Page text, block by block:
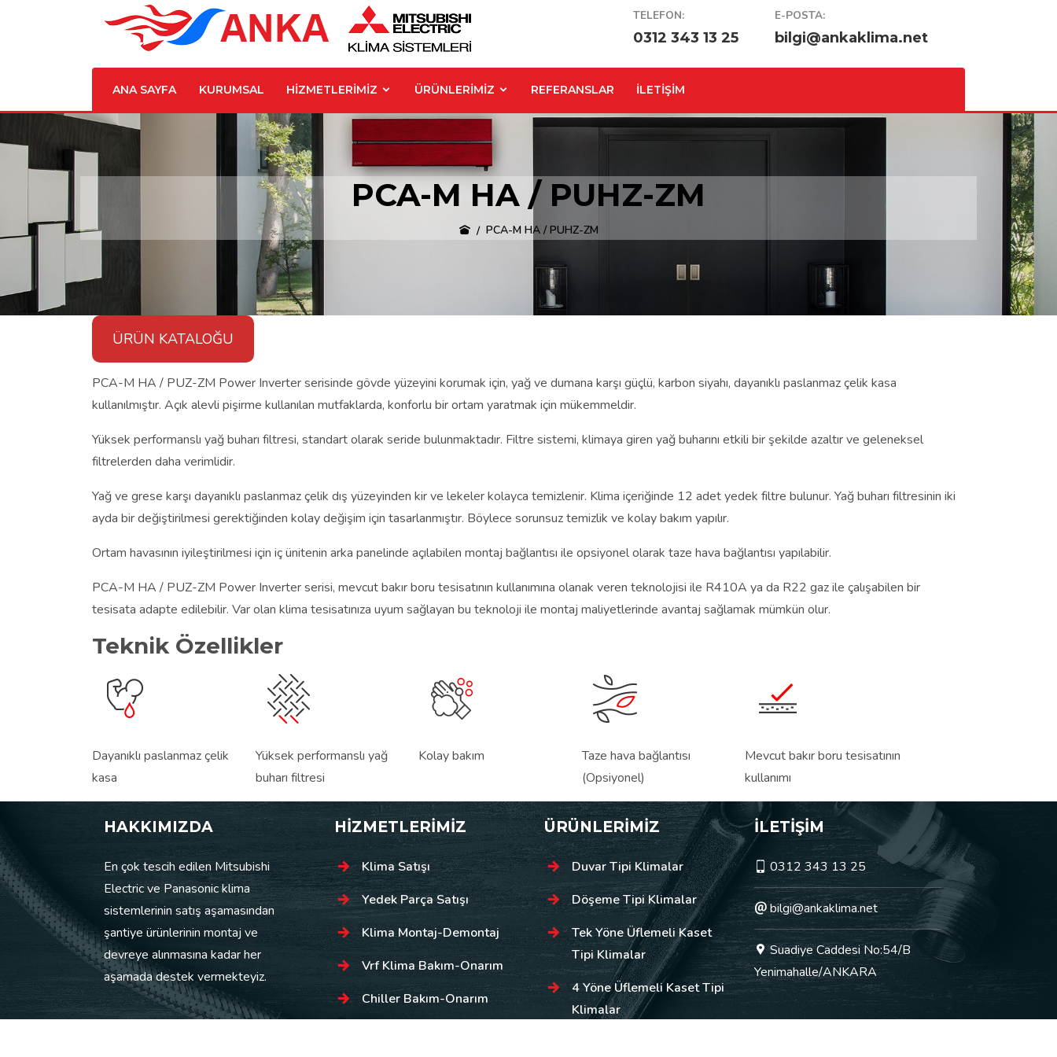
TELEFON:
0312 343 13 25
E-POSTA:
bilgi@ankaklima.net
ANA SAYFA KURUMSAL HİZMETLERİMİZ ÜRÜNLERİMİZ REFERANSLAR İLETİŞİM
PCA-M HA / PUHZ-ZM
PCA-M HA / PUHZ-ZM
ÜRÜN KATALOĞU
PCA-M HA / PUZ-ZM Power Inverter serisinde gövde yüzeyini korumak için, yağ ve dumana karşı güçlü, karbon siyahı, dayanıklı paslanmaz çelik kasa
kullanılmıştır. Açık alevli pişirme kullanılan mutfaklarda, konforlu bir ortam yaratmak için mükemmeldir.
Yüksek performanslı yağ buharı filtresi, standart olarak seride bulunmaktadır. Filtre sistemi, klimaya giren yağ buharını etkili bir şekilde azaltır ve geleneksel
filtrelerden daha verimlidir.
Yağ ve grese karşı dayanıklı paslanmaz çelik dış yüzeyinden kir ve lekeler kolayca temizlenir. Klima içeriğinde 12 adet yedek filtre bulunur. Yağ buharı filtresinin iki
ayda bir değiştirilmesi gerektiğinden kolay değişim için tasarlanmıştır. Böylece sorunsuz temizlik ve kolay bakım yapılır.
Ortam havasının iyileştirilmesi için iç ünitenin arka panelinde açılabilen montaj bağlantısı ile opsiyonel olarak taze hava bağlantısı yapılabilir.
PCA-M HA / PUZ-ZM Power Inverter serisi, mevcut bakır boru tesisatının kullanımına olanak veren teknolojisi ile R410A ya da R22 gaz ile çalışabilen bir
tesisata adapte edilebilir. Var olan klima tesisatınıza uyum sağlayan bu teknoloji ile montaj maliyetlerinde avantaj sağlamak mümkün olur.
Teknik Özellikler
Dayanıklı paslanmaz çelik
kasa
Yüksek performanslı yağ
buharı filtresi
Kolay bakım
Taze hava bağlantısı
(Opsiyonel)
Mevcut bakır boru tesisatının
kullanımı
HAKKIMIZDA
En çok tescih edilen Mitsubishi
Electric ve Panasonic klima
sistemlerinin satış aşamasından
şantiye ürünlerinin montaj ve
devreye alınmasına kadar her
aşamada destek vermekteyiz.
HİZMETLERİMİZ
Klima Satışı
Yedek Parça Satışı
Klima Montaj-Demontaj
Vrf Klima Bakım-Onarım
Chiller Bakım-Onarım
ÜRÜNLERİMİZ
Duvar Tipi Klimalar
Döşeme Tipi Klimalar
Tek Yöne Üflemeli Kaset
Tipi Klimalar
4 Yöne Üflemeli Kaset Tipi
Klimalar
İLETİŞİM
0312 343 13 25
bilgi@ankaklima.net
Suadiye Caddesi No:54/B
Yenimahalle/ANKARA